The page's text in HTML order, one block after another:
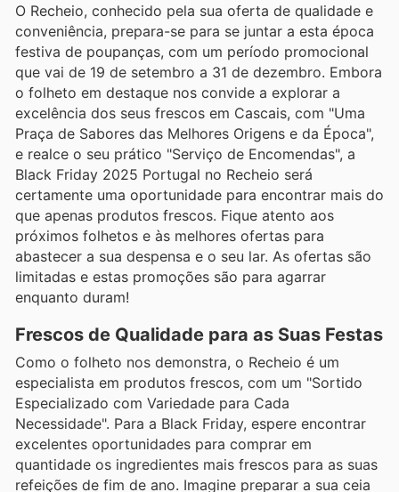
O Recheio, conhecido pela sua oferta de qualidade e
conveniência, prepara-se para se juntar a esta época
festiva de poupanças, com um período promocional
que vai de 19 de setembro a 31 de dezembro. Embora
o folheto em destaque nos convide a explorar a
excelência dos seus frescos em Cascais, com "Uma
Praça de Sabores das Melhores Origens e da Época",
e realce o seu prático "Serviço de Encomendas", a
Black Friday 2025 Portugal no Recheio será
certamente uma oportunidade para encontrar mais do
que apenas produtos frescos. Fique atento aos
próximos folhetos e às melhores ofertas para
abastecer a sua despensa e o seu lar. As ofertas são
limitadas e estas promoções são para agarrar
enquanto duram!
Frescos de Qualidade para as Suas Festas
Como o folheto nos demonstra, o Recheio é um
especialista em produtos frescos, com um "Sortido
Especializado com Variedade para Cada
Necessidade". Para a Black Friday, espere encontrar
excelentes oportunidades para comprar em
quantidade os ingredientes mais frescos para as suas
refeições de fim de ano. Imagine preparar a sua ceia